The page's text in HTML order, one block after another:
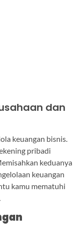
dan
keuangan bisnis.
pribadi
keduanya
keuangan
kamu mematuhi